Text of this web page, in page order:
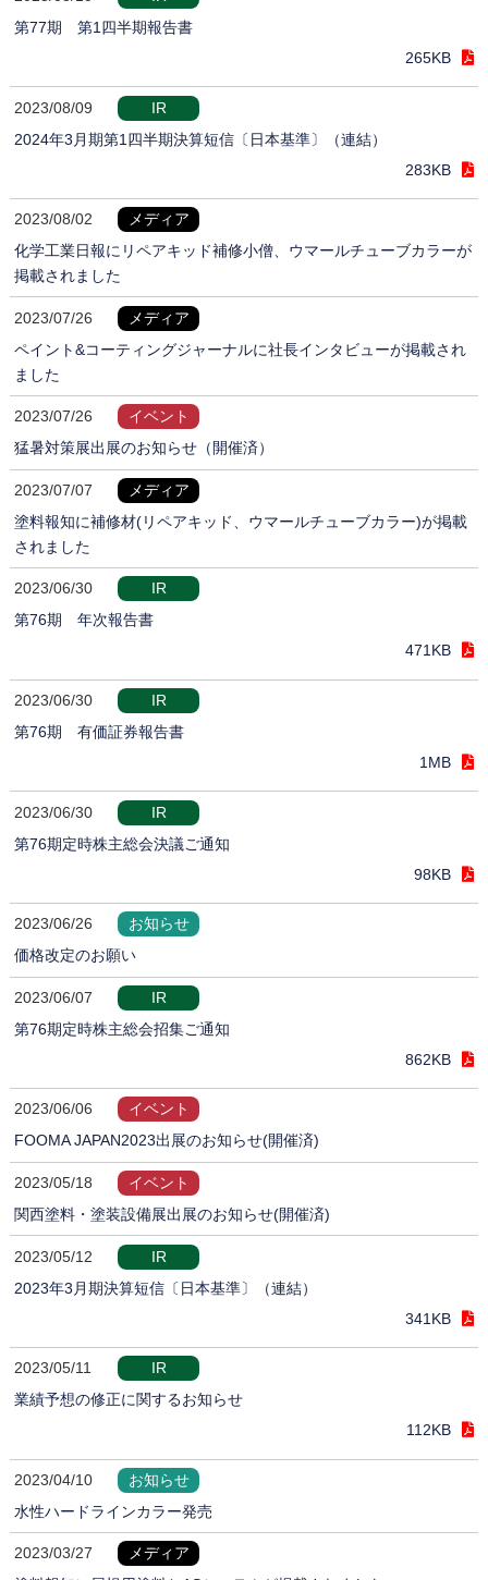
第77期 第1四半期報告書
265KB
2023/08/09
IR
2024年3月期第1四半期決算短信〔日本基準〕（連結）
283KB
2023/08/02
メディア
化学工業日報にリペアキッド補修小僧、ウマールチューブカラーが
掲載されました
2023/07/26
メディア
ペイント&コーティングジャーナルに社長インタビューが掲載され
ました
2023/07/26
イベント
猛暑対策展出展のお知らせ（開催済）
2023/07/07
メディア
塗料報知に補修材(リペアキッド、ウマールチューブカラー)が掲載
されました
2023/06/30
IR
第76期 年次報告書
471KB
2023/06/30
IR
第76期 有価証券報告書
1MB
2023/06/30
IR
第76期定時株主総会決議ご通知
98KB
2023/06/26
お知らせ
価格改定のお願い
2023/06/07
IR
第76期定時株主総会招集ご通知
862KB
2023/06/06
イベント
FOOMA JAPAN2023出展のお知らせ(開催済)
2023/05/18
イベント
関西塗料・塗装設備展出展のお知らせ(開催済)
2023/05/12
IR
2023年3月期決算短信〔日本基準〕（連結）
341KB
2023/05/11
IR
業績予想の修正に関するお知らせ
112KB
2023/04/10
お知らせ
水性ハードラインカラー発売
2023/03/27
メディア